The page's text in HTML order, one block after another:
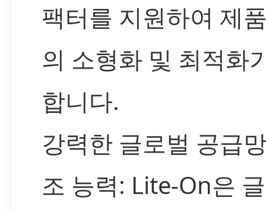
팩터를 지원하여 제
의 소형화 및 최적화
합니다.
강력한 글로벌 공급
조 능력: Lite-On은